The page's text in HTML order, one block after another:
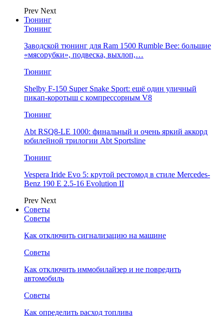
Prev Next
Тюнинг
Тюнинг
Заводской тюнинг для Ram 1500 Rumble Bee: большие
«мясорубки», подвеска, выхлоп,…
Тюнинг
Shelby F-150 Super Snake Sport: ещё один уличный
пикап-коротыш с компрессорным V8
Тюнинг
Abt RSQ8-LE 1000: финальный и очень яркий аккорд
юбилейной трилогии Abt Sportsline
Тюнинг
Vespera Iride Evo 5: крутой рестомод в стиле Mercedes-
Benz 190 E 2.5-16 Evolution II
Prev Next
Советы
Советы
Как отключить сигнализацию на машине
Советы
Как отключить иммобилайзер и не повредить
автомобиль
Советы
Как определить расход топлива